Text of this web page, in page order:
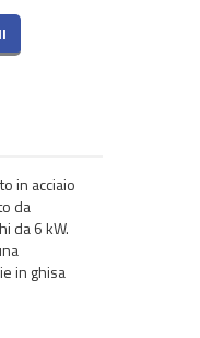
in acciaio
da
da 6 kW.
in ghisa